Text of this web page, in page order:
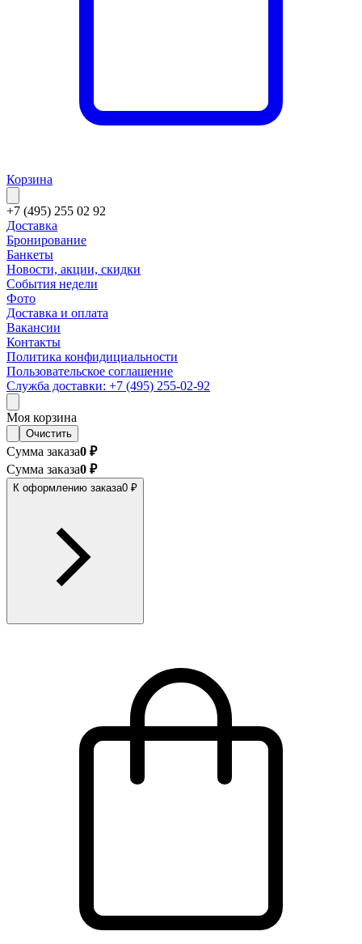
Корзина
+7 (495) 255 02 92
Доставка
Бронирование
Банкеты
Новости, акции, скидки
События недели
Фото
Доставка и оплата
Вакансии
Контакты
Политика конфидициальности
Пользовательское соглашение
Служба доставки: +7 (495) 255-02-92
Моя корзина
Очистить
Сумма заказа0 ₽
Сумма заказа0 ₽
К оформлению заказа0 ₽